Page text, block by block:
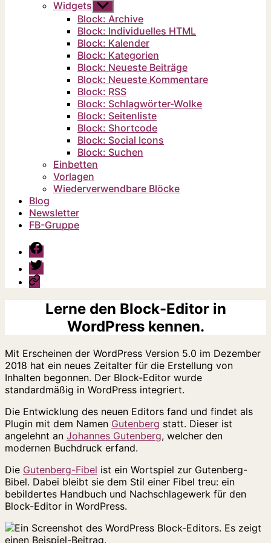
Widgets Untermenü
anzeigen
Block: Archive
Block: Individuelles HTML
Block: Kalender
Block: Kategorien
Block: Neueste Beiträge
Block: Neueste Kommentare
Block: RSS
Block: Schlagwörter-Wolke
Block: Seitenliste
Block: Shortcode
Block: Social Icons
Block: Suchen
Einbetten
Vorlagen
Wiederverwendbare Blöcke
Blog
Newsletter
FB-Gruppe
Facebook-
Gruppe
Twitter
Jessicas
Lerne den Block-Editor in
WordPress kennen.
Mit Erscheinen der WordPress Version 5.0 im Dezember
2018 hat ein neues Zeitalter für die Erstellung von
Inhalten begonnen. Der Block-Editor wurde
standardmäßig in WordPress integriert.
Die Entwicklung des neuen Editors fand und findet als
Plugin mit dem Namen Gutenberg statt. Dieser ist
angelehnt an Johannes Gutenberg, welcher den
modernen Buchdruck erfand.
Die Gutenberg-Fibel ist ein Wortspiel zur Gutenberg-
Bibel. Dabei bleibt sie dem Stil einer Fibel treu: ein
bebildertes Handbuch und Nachschlagewerk für den
Block-Editor in WordPress.